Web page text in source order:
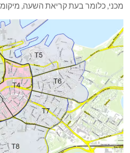
מכני, כלומר בעת קריאת השעה,